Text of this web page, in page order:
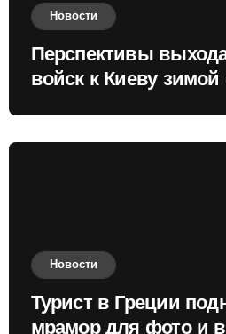
Новости
Перспективы
войск к Киеву
Новости
Турист в Греции
мрамор для фото и